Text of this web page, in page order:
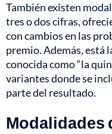
También existen
tres o dos cifras,
con cambios en las
premio. Además, está
conocida como “la
variantes donde se
parte del resultado.
Modalidades